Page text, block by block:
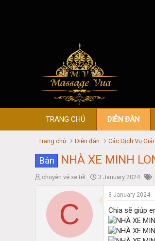
TRANG CHỦ DIỄN ĐÀN
Trang chủ Diễn đàn Các Dịch Vụ
Bán NHÀ XE MINH
T
chuyên vé xe tết
S
r
3 January 2024
C
3 January 2024
Chia sẽ giúp